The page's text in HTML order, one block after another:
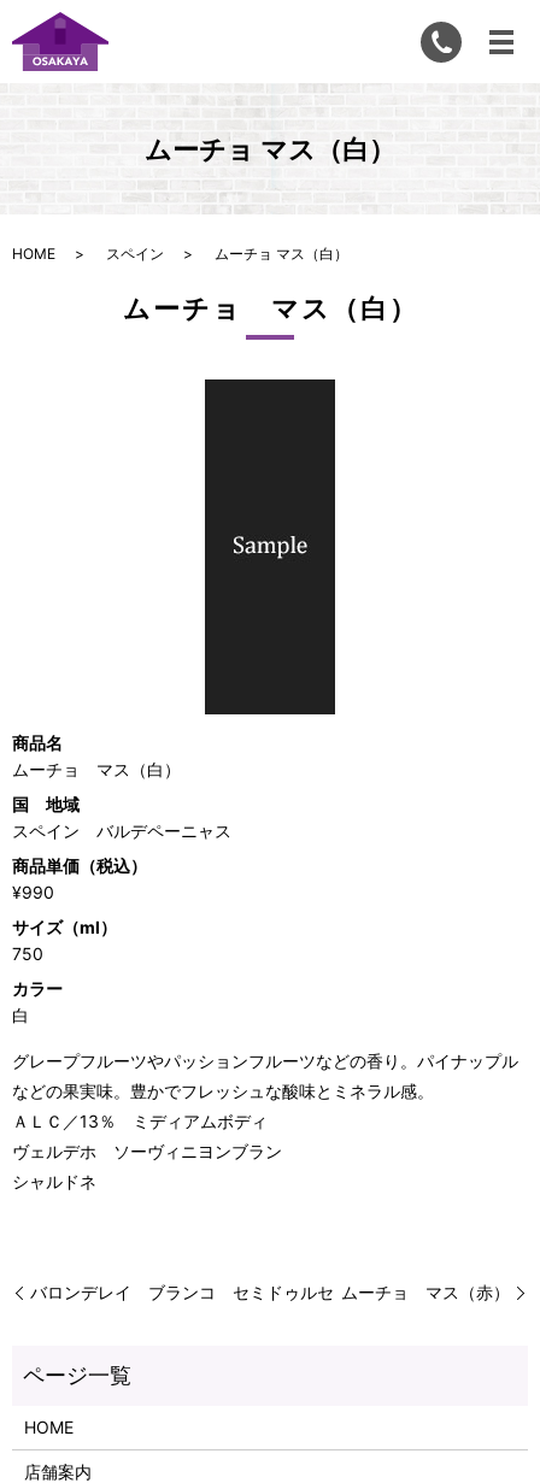
ムーチョ マス（白）
HOME スペイン ムーチョ マス（白）
ムーチョ マス（白）
商品名
ムーチョ マス（白）
国 地域
スペイン バルデペーニャス
商品単価（税込）
¥990
サイズ（ml）
750
カラー
白
グレープフルーツやパッションフルーツなどの香り。パイナップル
などの果実味。豊かでフレッシュな酸味とミネラル感。
ＡＬＣ／13％ ミディアムボディ
ヴェルデホ ソーヴィニヨンブラン
シャルドネ
バロンデレイ ブランコ セミドゥルセ ムーチョ マス（赤）
HOME
店舗案内